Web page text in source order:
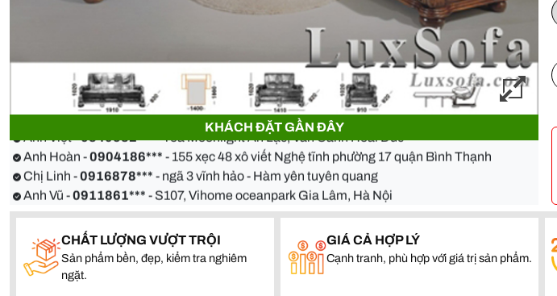
KHÁCH ĐẶT GẦN ĐÂY
Anh Thiện -0929090***
- 23 Mẹ Thứ - Hòa Xuân - Cẩm Lệ - Đà Nẵng
Chị Hoa -0988068***- 56 Nguyễn Khang, Cầu Giấy
- Toà Moonlight An Lạc, Vân Canh Hoài Đức
Anh Hoàn -0904186***- 155 xẹc 48 xô viết Nghệ tĩnh phường 17 quận Bình Thạnh
Chị Linh - 0916878***
- ngã 3 vĩnh hảo - Hàm yên tuyên quang
Anh Vũ - 0911861***- S107, Vihome oceanpark Gia Lâm, Hà Nội
Anh Thiện -0929090***- 23 Mẹ Thứ - Hòa Xuân - Cẩm Lệ - Đà Nẵng
Chị Hoa -0988068***- 56 Nguyễn Khang, Cầu Giấy
Anh Việt -0349582***- Toà Moonlight An Lạc, Vân Canh Hoài Đức
Anh Hoàn -0904186*** - 155 xẹc 48 xô viết Nghệ tĩnh phường 17 quận Bình Thạnh
Chị Linh -0916878***
- ngã 3 vĩnh hảo - Hàm yên tuyên quang
CHẤT LƯỢNG VƯỢT TRỘI
Sản phẩm bền, đẹp, kiểm tra nghiêm
ngặt.
GIÁ CẢ HỢP LÝ
Cạnh tranh, phù hợp với giá trị sản phẩm.